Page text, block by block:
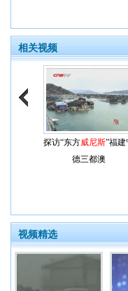
相关视频
探访“东方威尼斯”福建
德三都澳
视频精选